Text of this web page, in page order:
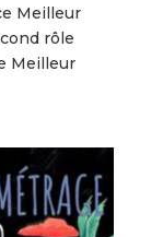
Meilleur
rôle
Meilleur